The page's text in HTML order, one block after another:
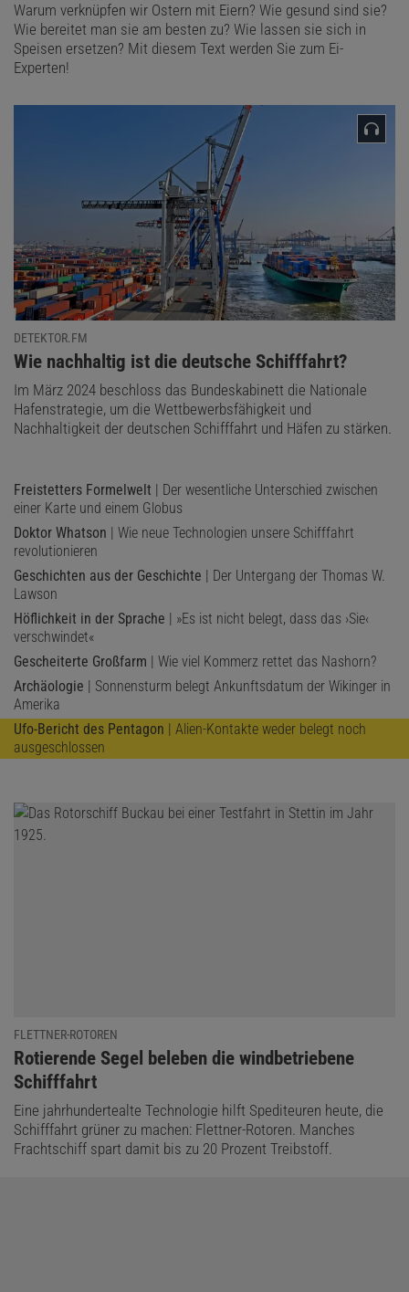
Warum verknüpfen wir Ostern mit Eiern? Wie gesund sind sie?
Wie bereitet man sie am besten zu? Wie lassen sie sich in
Speisen ersetzen? Mit diesem Text werden Sie zum Ei-
Experten!
DETEKTOR.FM
:
Wie nachhaltig ist die deutsche Schifffahrt?
Im März 2024 beschloss das Bundeskabinett die Nationale
Hafenstrategie, um die Wettbewerbsfähigkeit und
Nachhaltigkeit der deutschen Schifffahrt und Häfen zu stärken.
Freistetters Formelwelt | Der wesentliche Unterschied zwischen
einer Karte und einem Globus
Doktor Whatson | Wie neue Technologien unsere Schifffahrt
revolutionieren
Geschichten aus der Geschichte | Der Untergang der Thomas W.
Lawson
Höflichkeit in der Sprache | »Es ist nicht belegt, dass das ›Sie‹
verschwindet«
Gescheiterte Großfarm | Wie viel Kommerz rettet das Nashorn?
Archäologie | Sonnensturm belegt Ankunftsdatum der Wikinger in
Amerika
Ufo-Bericht des Pentagon | Alien-Kontakte weder belegt noch
ausgeschlossen
FLETTNER-ROTOREN
:
Rotierende Segel beleben die windbetriebene
Schifffahrt
Eine jahrhundertealte Technologie hilft Spediteuren heute, die
Schifffahrt grüner zu machen: Flettner-Rotoren. Manches
Frachtschiff spart damit bis zu 20 Prozent Treibstoff.